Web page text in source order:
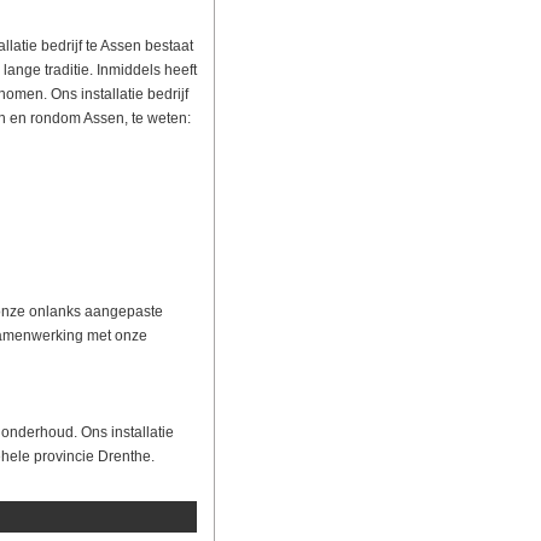
bedrijf te Assen bestaat
traditie. Inmiddels heeft
Ons installatie bedrijf
rondom Assen, te weten:
onlanks aangepaste
met onze
Ons installatie
provincie Drenthe.